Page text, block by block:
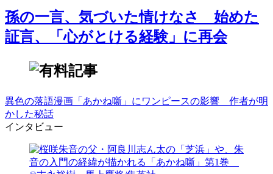
孫の一言、気づいた情けなさ 始めた
証言、「心がとける経験」に再会
異色の落語漫画「あかね噺」にワンピースの影響 作者が明
かした秘話
インタビュー